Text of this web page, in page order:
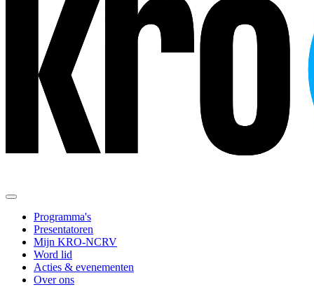
Programma's
Presentatoren
Mijn KRO-NCRV
Word lid
Acties & evenementen
Over ons